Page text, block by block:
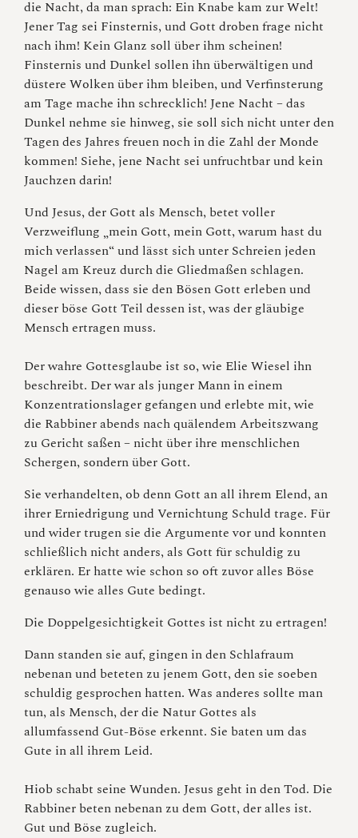
die Nacht, da man sprach: Ein Knabe kam zur Welt!
Jener Tag sei Finsternis, und Gott droben frage nicht
nach ihm! Kein Glanz soll über ihm scheinen!
Finsternis und Dunkel sollen ihn überwältigen und
düstere Wolken über ihm bleiben, und Verfinsterung
am Tage mache ihn schrecklich! Jene Nacht – das
Dunkel nehme sie hinweg, sie soll sich nicht unter den
Tagen des Jahres freuen noch in die Zahl der Monde
kommen! Siehe, jene Nacht sei unfruchtbar und kein
Jauchzen darin!
Und Jesus, der Gott als Mensch, betet voller
Verzweiflung „mein Gott, mein Gott, warum hast du
mich verlassen“ und lässt sich unter Schreien jeden
Nagel am Kreuz durch die Gliedmaßen schlagen.
Beide wissen, dass sie den Bösen Gott erleben und
dieser böse Gott Teil dessen ist, was der gläubige
Mensch ertragen muss.
Der wahre Gottesglaube ist so, wie Elie Wiesel ihn
beschreibt. Der war als junger Mann in einem
Konzentrationslager gefangen und erlebte mit, wie
die Rabbiner abends nach quälendem Arbeitszwang
zu Gericht saßen – nicht über ihre menschlichen
Schergen, sondern über Gott.
Sie verhandelten, ob denn Gott an all ihrem Elend, an
ihrer Erniedrigung und Vernichtung Schuld trage. Für
und wider trugen sie die Argumente vor und konnten
schließlich nicht anders, als Gott für schuldig zu
erklären. Er hatte wie schon so oft zuvor alles Böse
genauso wie alles Gute bedingt.
Die Doppelgesichtigkeit Gottes ist nicht zu ertragen!
Dann standen sie auf, gingen in den Schlafraum
nebenan und beteten zu jenem Gott, den sie soeben
schuldig gesprochen hatten. Was anderes sollte man
tun, als Mensch, der die Natur Gottes als
allumfassend Gut-Böse erkennt. Sie baten um das
Gute in all ihrem Leid.
Hiob schabt seine Wunden. Jesus geht in den Tod. Die
Rabbiner beten nebenan zu dem Gott, der alles ist.
Gut und Böse zugleich.